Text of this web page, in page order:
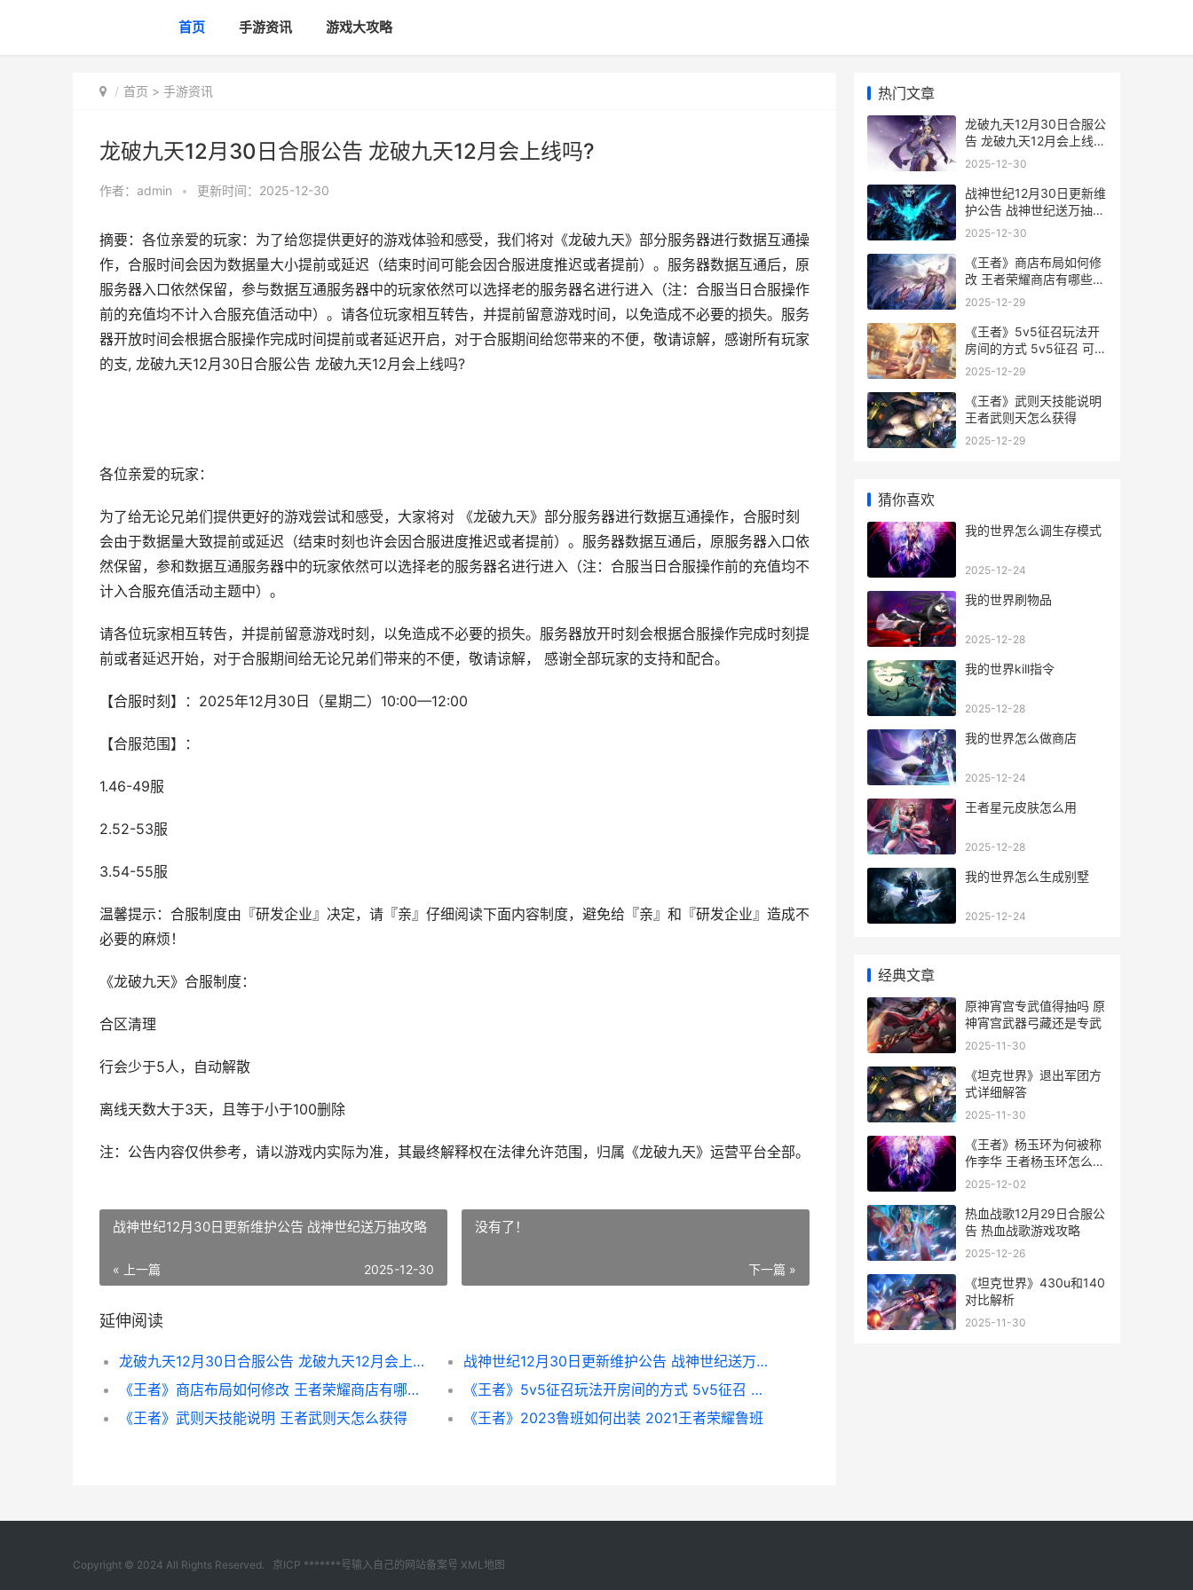
首页 手游资讯 游戏大攻略
首页 > 手游资讯
龙破九天12月30日合服公告 龙破九天12月会上线吗?
作者： admin • 更新时间：2025-12-30
摘要：各位亲爱的玩家：为了给您提供更好的游戏体验和感受，我们将对《龙破九天》部分服务器进行数据互通操
作，合服时间会因为数据量大小提前或延迟（结束时间可能会因合服进度推迟或者提前）。服务器数据互通后，原
服务器入口依然保留，参与数据互通服务器中的玩家依然可以选择老的服务器名进行进入（注：合服当日合服操作
前的充值均不计入合服充值活动中）。请各位玩家相互转告，并提前留意游戏时间，以免造成不必要的损失。服务
器开放时间会根据合服操作完成时间提前或者延迟开启，对于合服期间给您带来的不便，敬请谅解，感谢所有玩家
的支, 龙破九天12月30日合服公告 龙破九天12月会上线吗?
各位亲爱的玩家：
为了给无论兄弟们提供更好的游戏尝试和感受，大家将对 《龙破九天》部分服务器进行数据互通操作，合服时刻
会由于数据量大致提前或延迟（结束时刻也许会因合服进度推迟或者提前）。服务器数据互通后，原服务器入口依
然保留，参和数据互通服务器中的玩家依然可以选择老的服务器名进行进入（注：合服当日合服操作前的充值均不
计入合服充值活动主题中）。
请各位玩家相互转告，并提前留意游戏时刻，以免造成不必要的损失。服务器放开时刻会根据合服操作完成时刻提
前或者延迟开始，对于合服期间给无论兄弟们带来的不便，敬请谅解， 感谢全部玩家的支持和配合。
【合服时刻】：2025年12月30日（星期二）10:00—12:00
【合服范围】：
1.46-49服
2.52-53服
3.54-55服
温馨提示：合服制度由『研发企业』决定，请『亲』仔细阅读下面内容制度，避免给『亲』和『研发企业』造成不
必要的麻烦！
《龙破九天》合服制度：
合区清理
行会少于5人，自动解散
离线天数大于3天，且等于小于100删除
注：公告内容仅供参考，请以游戏内实际为准，其最终解释权在法律允许范围，归属《龙破九天》运营平台全部。
战神世纪12月30日更新维护公告 战神世纪送万抽攻略
« 上一篇 2025-12-30
没有了！
下一篇 »
延伸阅读
龙破九天12月30日合服公告 龙破九天12月会上线吗?
战神世纪12月30日更新维护公告 战神世纪送万抽攻略
《王者》商店布局如何修改 王者荣耀商店有哪些皮肤
《王者》5v5征召玩法开房间的方式 5v5征召 可以上星吗
《王者》武则天技能说明 王者武则天怎么获得
《王者》2023鲁班如何出装 2021王者荣耀鲁班
热门文章
龙破九天12月30日合服公
告 龙破九天12月会上线
吗?
2025-12-30
战神世纪12月30日更新维
护公告 战神世纪送万抽攻
略
2025-12-30
《王者》商店布局如何修
改 王者荣耀商店有哪些皮
肤
2025-12-29
《王者》5v5征召玩法开
房间的方式 5v5征召 可以
上星吗
2025-12-29
《王者》武则天技能说明
王者武则天怎么获得
2025-12-29
猜你喜欢
我的世界怎么调生存模式
2025-12-24
我的世界刷物品
2025-12-28
我的世界kill指令
2025-12-28
我的世界怎么做商店
2025-12-24
王者星元皮肤怎么用
2025-12-28
我的世界怎么生成别墅
2025-12-24
经典文章
原神宵宫专武值得抽吗 原
神宵宫武器弓藏还是专武
2025-11-30
《坦克世界》退出军团方
式详细解答
2025-11-30
《王者》杨玉环为何被称
作李华 王者杨玉环怎么玩
才有伤害
2025-12-02
热血战歌12月29日合服公
告 热血战歌游戏攻略
2025-12-26
《坦克世界》430u和140
对比解析
2025-11-30
Copyright © 2024 All Rights Reserved. 京ICP *******号输入自己的网站备案号 XML地图